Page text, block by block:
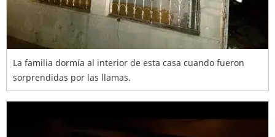
La familia dormía al interior de esta casa cuando fueron
sorprendidas por las llamas.